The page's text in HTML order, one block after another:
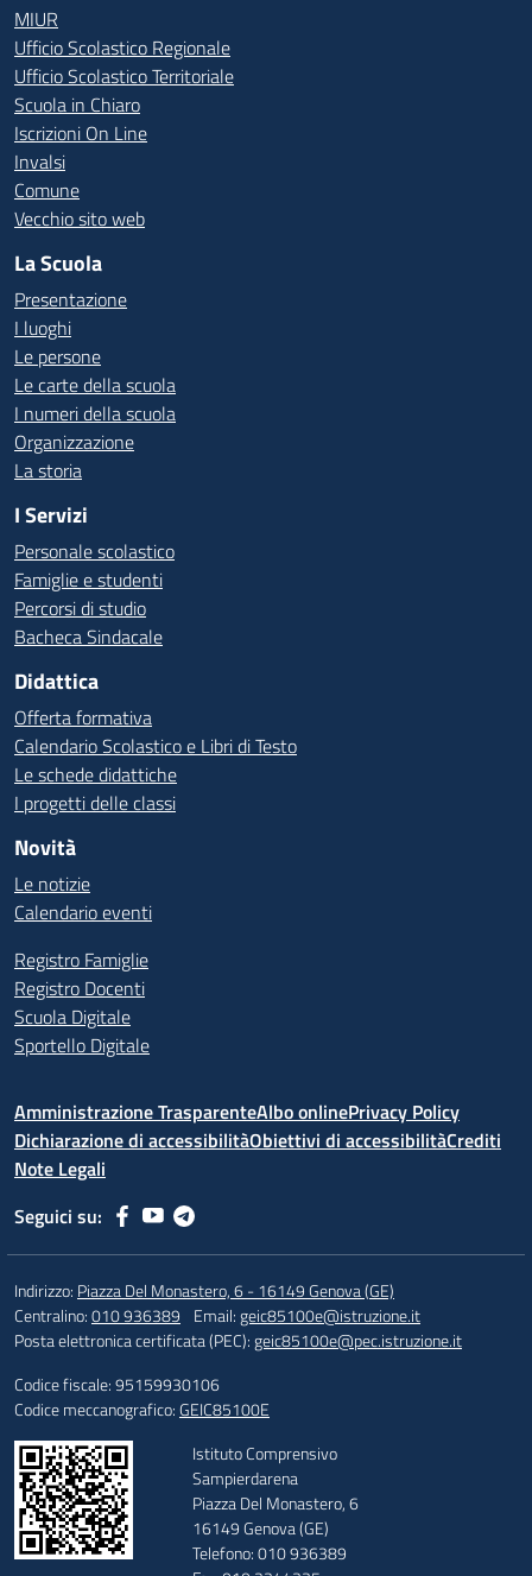
MIUR
Ufficio Scolastico Regionale
Ufficio Scolastico Territoriale
Scuola in Chiaro
Iscrizioni On Line
Invalsi
Comune
Vecchio sito web
La Scuola
Presentazione
I luoghi
Le persone
Le carte della scuola
I numeri della scuola
Organizzazione
La storia
I Servizi
Personale scolastico
Famiglie e studenti
Percorsi di studio
Bacheca Sindacale
Didattica
Offerta formativa
Calendario Scolastico e Libri di Testo
Le schede didattiche
I progetti delle classi
Novità
Le notizie
Calendario eventi
Registro Famiglie
Registro Docenti
Scuola Digitale
Sportello Digitale
Amministrazione TrasparenteAlbo onlinePrivacy Policy
Dichiarazione di accessibilitàObiettivi di accessibilitàCrediti
Note Legali
Seguici su:
Indirizzo: Piazza Del Monastero, 6 - 16149 Genova (GE)
Centralino:010 936389 Email:geic85100e@istruzione.it
Posta elettronica certificata (PEC):geic85100e@pec.istruzione.it
Codice fiscale: 95159930106
Codice meccanografico:GEIC85100E
Istituto Comprensivo
Sampierdarena
Piazza Del Monastero, 6
16149 Genova (GE)
Telefono: 010 936389